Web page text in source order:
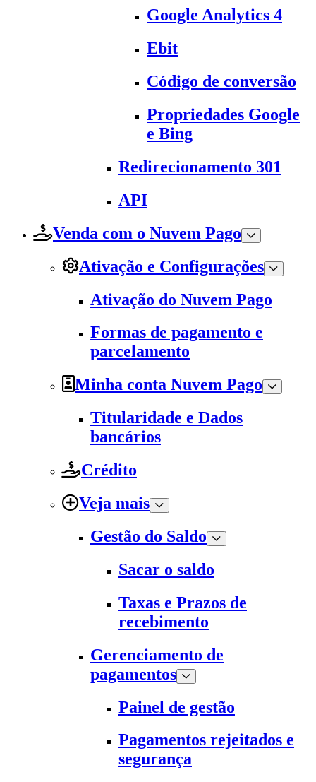
Google Analytics 4
Ebit
Código de conversão
Propriedades Google
e Bing
Redirecionamento 301
API
Venda com o Nuvem Pago
Ativação e Configurações
Ativação do Nuvem Pago
Formas de pagamento e
parcelamento
Minha conta Nuvem Pago
Titularidade e Dados
bancários
Crédito
Veja mais
Gestão do Saldo
Sacar o saldo
Taxas e Prazos de
recebimento
Gerenciamento de
pagamentos
Painel de gestão
Pagamentos rejeitados e
segurança